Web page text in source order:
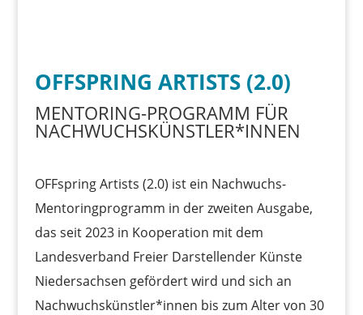
OFFSPRING ARTISTS (2.0)
MENTORING-PROGRAMM FÜR
NACHWUCHSKÜNSTLER*INNEN
OFFspring Artists (2.0) ist ein Nachwuchs-
Mentoringprogramm in der zweiten Ausgabe,
das seit 2023 in Kooperation mit dem
Landesverband Freier Darstellender Künste
Niedersachsen gefördert wird und sich an
Nachwuchskünstler*innen bis zum Alter von 30